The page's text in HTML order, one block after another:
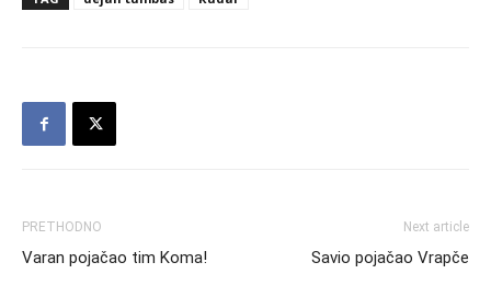
PRETHODNO
Varan pojačao tim Koma!
Next article
Savio pojačao Vrapče